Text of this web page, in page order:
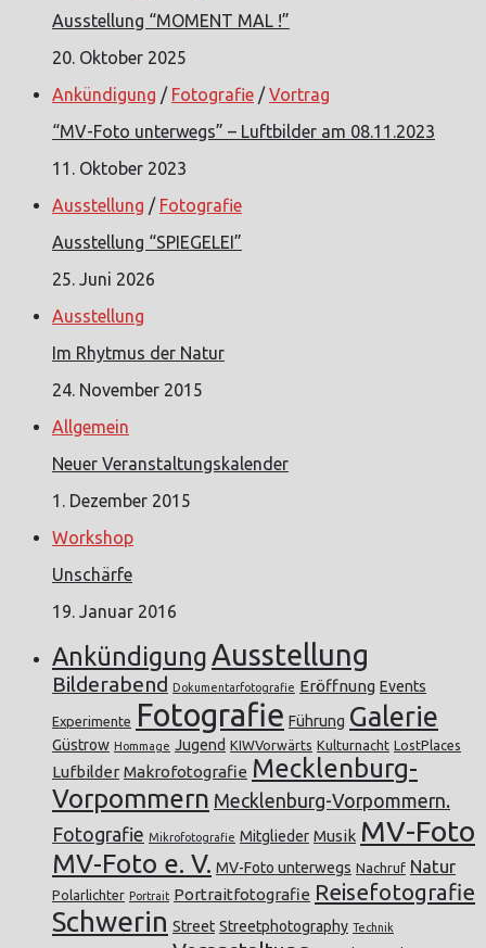
Ausstellung “MOMENT MAL !”
20. Oktober 2025
Ankündigung / Fotografie /Vortrag
“MV-Foto unterwegs” – Luftbilder am 08.11.2023
11. Oktober 2023
Ausstellung / Fotografie
Ausstellung “SPIEGELEI”
25. Juni 2026
Ausstellung
Im Rhytmus der Natur
24. November 2015
Allgemein
Neuer Veranstaltungskalender
1. Dezember 2015
Workshop
Unschärfe
19. Januar 2016
Ankündigung Ausstellung
Bilderabend Dokumentarfotografie Eröffnung Events
Experimente Fotografie Führung Galerie
Güstrow Hommage Jugend KIWVorwärts Kulturnacht LostPlaces
Lufbilder Makrofotografie Mecklenburg-
Vorpommern Mecklenburg-Vorpommern.
Fotografie Mikrofotografie Mitglieder Musik MV-Foto
MV-Foto e. V. MV-Foto unterwegs Nachruf Natur
Polarlichter Portrait Portraitfotografie Reisefotografie
Schwerin Street Streetphotography Technik